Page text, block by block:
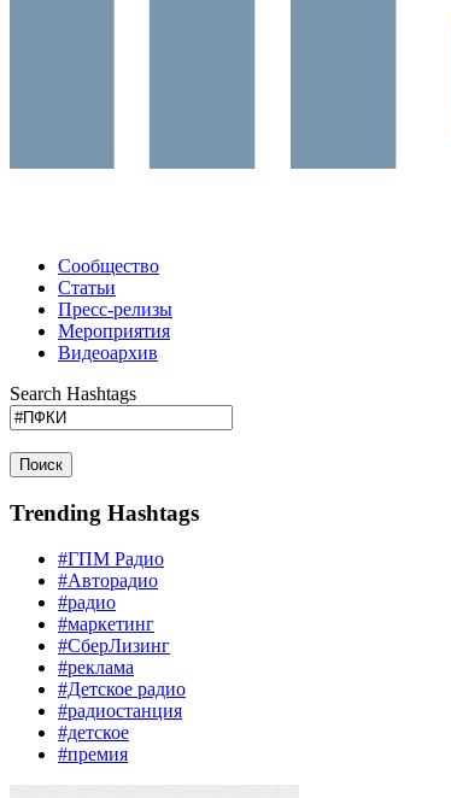
Сообщество
Статьи
Пресс-релизы
Мероприятия
Видеоархив
Search Hashtags
Поиск
Trending Hashtags
#ГПМ Радио
#Авторадио
#радио
#маркетинг
#СберЛизинг
#реклама
#Детское радио
#радиостанция
#детское
#премия